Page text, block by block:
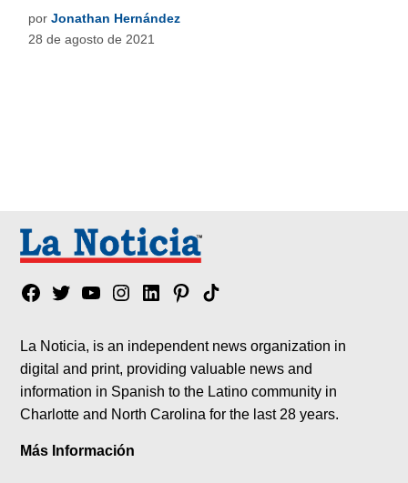
por Jonathan Hernández
28 de agosto de 2021
Facebook
TwitterYouTubeInstagram
LinkedinPinterest
Tik
La Noticia, is an independent news organization in
digital and print, providing valuable news and
information in Spanish to the Latino community in
Charlotte and North Carolina for the last 28 years.
Más Información